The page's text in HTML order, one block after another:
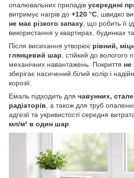
опалювальних приладів усередині
витримує нагрів до +120 °C , швидко
не має різкого запаху , що робить її
використання у квартирах, будинках
Після висихання утворює рівний,
глянцевий шар , стійкий до вологого
механічних навантажень. Покриття не
зберігає насичений білий колір і
корозії.
Емаль підходить для чавунних,
радіаторів , а також для труб
адгезії та укривистості середня
мл/м² в один шар